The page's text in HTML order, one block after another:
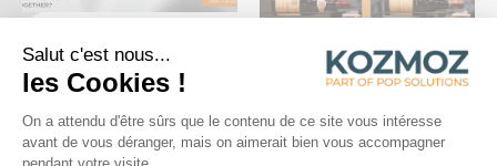
nouveau site web!
29.11.2023
LIRE LA SUITE
pour le rayon vins
du cora Concorde